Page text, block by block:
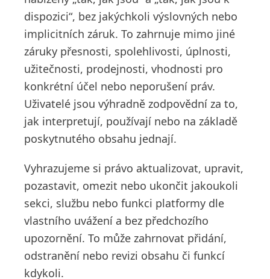
dispozici“, bez jakýchkoli výslovných nebo
implicitních záruk. To zahrnuje mimo jiné
záruky přesnosti, spolehlivosti, úplnosti,
užitečnosti, prodejnosti, vhodnosti pro
konkrétní účel nebo neporušení práv.
Uživatelé jsou výhradně zodpovědní za to,
jak interpretují, používají nebo na základě
poskytnutého obsahu jednají.
Vyhrazujeme si právo aktualizovat, upravit,
pozastavit, omezit nebo ukončit jakoukoli
sekci, službu nebo funkci platformy dle
vlastního uvážení a bez předchozího
upozornění. To může zahrnovat přidání,
odstranění nebo revizi obsahu či funkcí
kdykoli.